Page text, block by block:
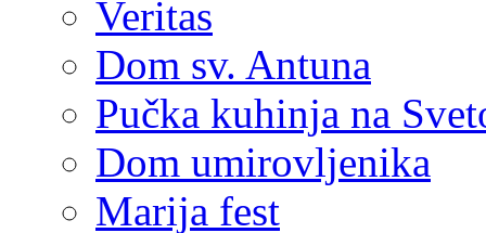
Veritas
Dom sv. Antuna
Pučka kuhinja na
Dom umirovljenika
Marija fest